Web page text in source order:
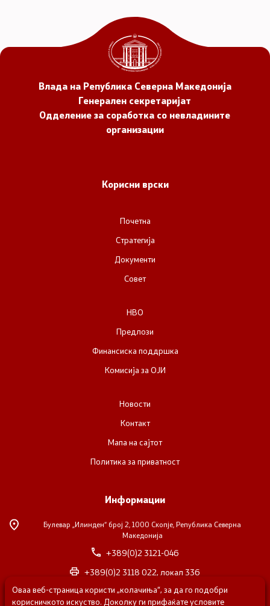
Влада на Република Северна Македонија
Генерален секретаријат
Одделение за соработка со невладините
организации
Корисни врски
Почетна
Стратегија
Документи
Совет
НВО
Предлози
Финансиска поддршка
Комисија за ОЈИ
Новости
Контакт
Мапа на сајтот
Политика за приватност
Информации
Булевар „Илинден“ број 2, 1000 Скопје, Република Северна
Македонија
+389(0)2 3121-046
+389(0)2 3118 022, локал 336
nvosorabotka@gs.gov.mk
Оваа веб-страница користи „колачиња“, за да го подобри
корисничкото искуство. Доколку ги прифаќате условите